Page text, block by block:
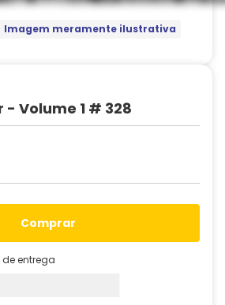
Imagem meramente ilustrativa
- Volume 1 # 328
comprar
entrega